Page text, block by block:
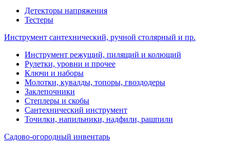
Детекторы напряжения
Тестеры
Инструмент сантехнический, ручной столярный и пр.
Инструмент режущий, пилящий и колющий
Рулетки, уровни и прочее
Ключи и наборы
Молотки, кувалды, топоры, гвоздодеры
Заклепочники
Степлеры и скобы
Сантехнический инструмент
Точилки, напильники, надфили, рашпили
Садово-огородный инвентарь